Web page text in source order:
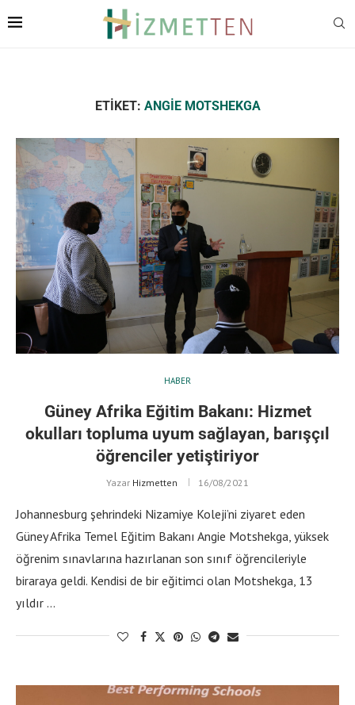
ETIKET: ANGIE MOTSHEKGA
HABER
Güney Afrika Eğitim Bakanı: Hizmet
okulları topluma uyum sağlayan, barışçıl
öğrenciler yetiştiriyor
Yazar Hizmetten 16/08/2021
Johannesburg şehrindeki Nizamiye Koleji’ni ziyaret eden
Güney Afrika Temel Eğitim Bakanı Angie Motshekga, yüksek
öğrenim sınavlarına hazırlanan son sınıf öğrencileriyle
biraraya geldi. Kendisi de bir eğitimci olan Motshekga, 13
yıldır …